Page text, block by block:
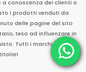
conoscenza dei clienti o
i prodotti venduti da
delle pagine del sito
teso ad influenzare in
Tutti i marchi sono di